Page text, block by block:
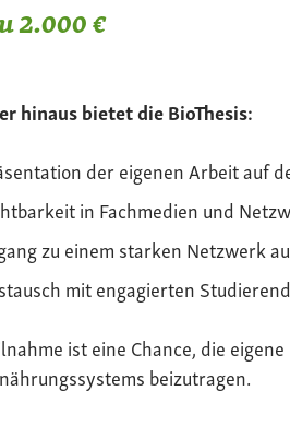
2.000 €
hinaus bietet die BioThesis:
der eigenen Arbeit auf
in Fachmedien und
zu einem starken Netzwerk
mit engagierten
ist eine Chance, die
beizutragen.